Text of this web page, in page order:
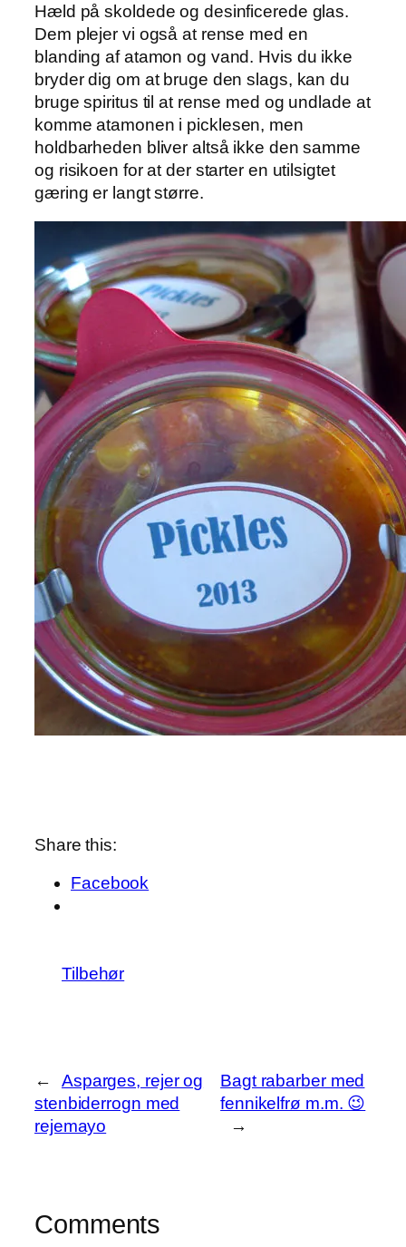
Hæld på skoldede og desinficerede glas.
Dem plejer vi også at rense med en
blanding af atamon og vand. Hvis du ikke
bryder dig om at bruge den slags, kan du
bruge spiritus til at rense med og undlade at
komme atamonen i picklesen, men
holdbarheden bliver altså ikke den samme
og risikoen for at der starter en utilsigtet
gæring er langt større.
Share this:
Facebook
Tilbehør
←
Asparges, rejer og
stenbiderrogn med
rejemayo
Bagt rabarber med
fennikelfrø m.m. 😉
→
Comments